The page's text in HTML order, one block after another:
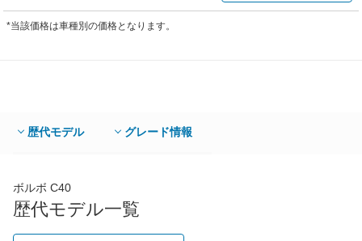
*当該価格は車種別の価格となります。
歴代モデル グレード情報
ボルボ C40
歴代モデル一覧